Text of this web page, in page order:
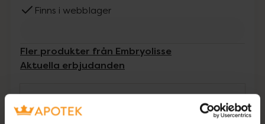
Finns i webblager
Fler produkter från Embryolisse
Aktuella erbjudanden
Dölj